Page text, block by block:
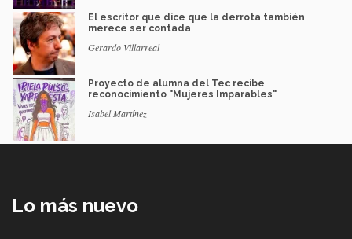
El escritor que dice que la derrota también
merece ser contada
Gerardo Villarreal
Proyecto de alumna del Tec recibe
reconocimiento "Mujeres Imparables"
Isabel Martínez
Lo más nuevo